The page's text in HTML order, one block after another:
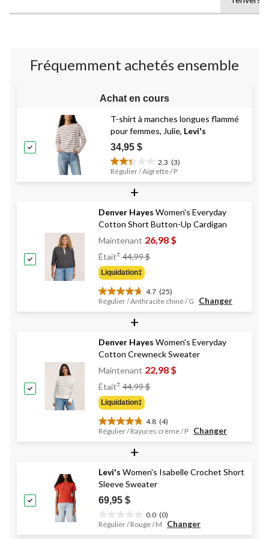
5.
Fréquemment achetés ensemble
Achat en cours
T-shirt à manches longues flammé
pour femmes, Julie, Levi's
34,95 $
2.3 (3)
2.3
étoile(s)
3
évaluations
Régulier / Aigrette / P
+
Denver Hayes Women's Everyday
Cotton Short Button-Up Cardigan
Maintenant 26,98 $
Était± 44,99 $
Liquidation‡
4.7 (25)
4.7
étoile(s)
25
évaluations
Régulier / Anthracite chiné / G Changer
+
Denver Hayes Women's Everyday
Cotton Crewneck Sweater
Maintenant 22,98 $
Était± 44,99 $
Liquidation‡
4.8 (4)
4.8
étoile(s)
4
évaluations
Régulier / Rayures crème / P Changer
+
Levi's Women's Isabelle Crochet Short
Sleeve Sweater
69,95 $
0.0 (0)
0.0
étoile(s)
Régulier / Rouge / M Changer